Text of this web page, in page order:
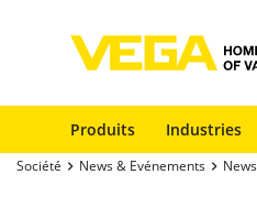
Produits Industries
Société News & Evénements News